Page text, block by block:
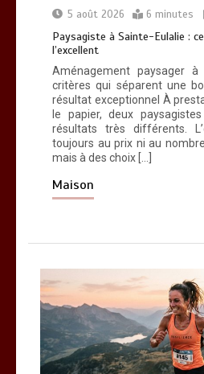
Paysagiste à
0 6
esprit
5 août 2026
6 minutes
Paysagiste à Sainte-Eulalie :
l’excellent
Aménagement paysager à
critères qui séparent une
résultat exceptionnel À
le papier, deux
résultats très différents.
toujours au prix ni au nombre
mais à des choix […]
Maison